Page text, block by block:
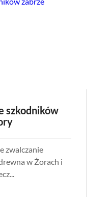
szkodników
zwalczanie
w Żorach i